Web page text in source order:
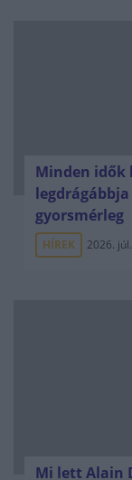
Minden idők
gyorsmérleg
HÍREK 2026.
Mi lett Alain